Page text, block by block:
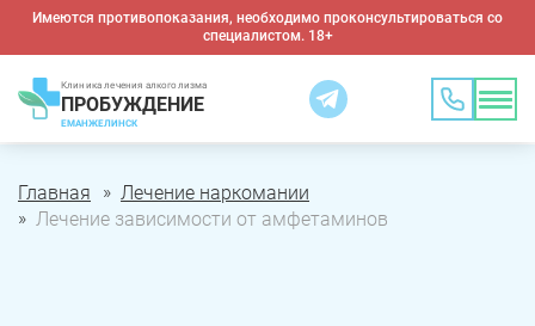
Имеются противопоказания, необходимо проконсультироваться со
специалистом. 18+
Клиника лечения алкоголизма
ПРОБУЖДЕНИЕ
ЕМАНЖЕЛИНСК
Главная
Лечение наркомании
Лечение зависимости от амфетаминов